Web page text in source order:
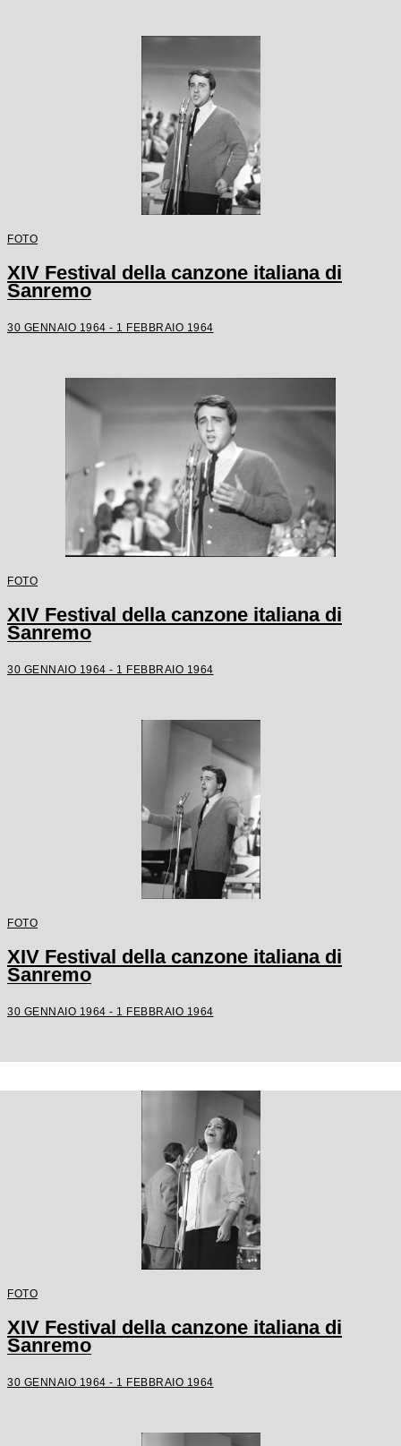
FOTO
XIV Festival della canzone italiana di
Sanremo
30 GENNAIO 1964 - 1 FEBBRAIO 1964
FOTO
XIV Festival della canzone italiana di
Sanremo
30 GENNAIO 1964 - 1 FEBBRAIO 1964
FOTO
XIV Festival della canzone italiana di
Sanremo
30 GENNAIO 1964 - 1 FEBBRAIO 1964
FOTO
XIV Festival della canzone italiana di
Sanremo
30 GENNAIO 1964 - 1 FEBBRAIO 1964